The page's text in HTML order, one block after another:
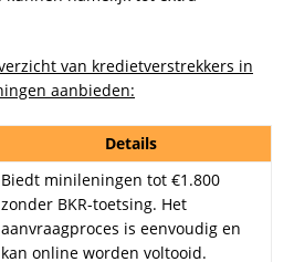
rekening.
Biedt persoonlijke leningen en
doorlopende kredieten van €5.000
tot €75.000 met rentepercentages
tussen 3,9% en 6,5%. Na
goedkeuring staat het geld binnen
1 tot 4 werkdagen op uw rekening.